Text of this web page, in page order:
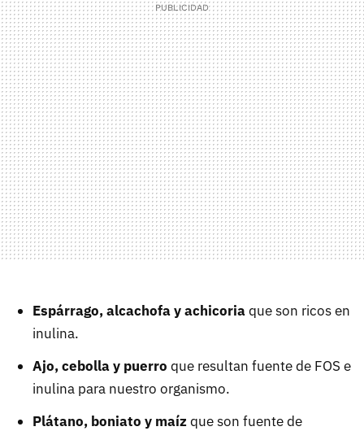
Espárrago, alcachofa y achicoriaque son ricos en
inulina.
Ajo, cebolla y puerro que resultan fuente de FOS e
inulina para nuestro organismo.
Plátano, boniato y maízque son fuente de